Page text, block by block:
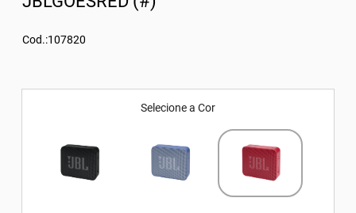
Cod.:107820
Selecione a Cor